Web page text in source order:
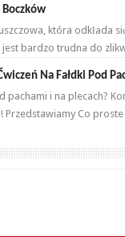
Boczków
która odkłada
jest bardzo trudna do
ćwiczeń oraz ...
Na Fałdki Pod
pachami i na plecach?
Przedstawiamy Co